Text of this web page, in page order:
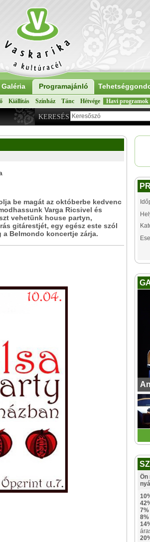
Galéria Programajánló
Kiállítás Színház Tánc Hétvége Havi programok
KERESÉS
be magát az októberbe kedvenc
Varga Ricsivel és
vehetünk house partyn,
gitárestjét, egy egész este szól
Belmondo koncertje zárja.
Ön
7%
8%